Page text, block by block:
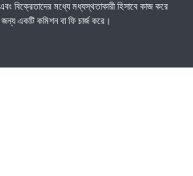
মধ্যে মধ্যস্থতাকারী হিসাবে কাজ করে
জন্য একটি কমিশন বা ফি চার্জ করে।